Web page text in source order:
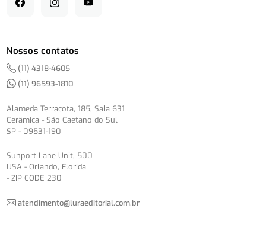
Nossos contatos
(11) 4318-4605
(11) 96593-1810
Alameda Terracota, 185, Sala 631
Cerâmica - São Caetano do Sul
SP - 09531-190
Sunport Lane Unit, 500
USA - Orlando, Florida
- ZIP CODE 230
atendimento@luraeditorial.com.br